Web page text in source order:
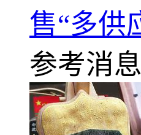
售“多供
参考消息